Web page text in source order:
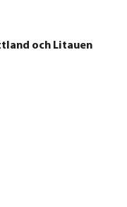
Dessutom är Hunter
och Litauen